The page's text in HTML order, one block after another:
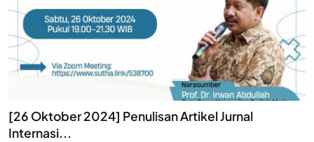
[26 Oktober 2024] Penulisan Artikel Jurnal
Internasi...